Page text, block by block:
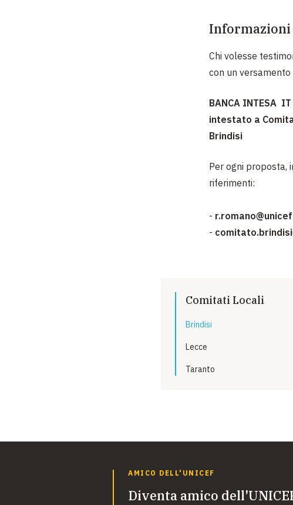
Chi volesse
con un versamento
BANCA INTESA
intestato a
Brindisi
Per ogni proposta,
riferimenti:
-
-
Comitati Locali
Brindisi
Lecce
Taranto
AMICO DELL'UNICEF
Diventa amico